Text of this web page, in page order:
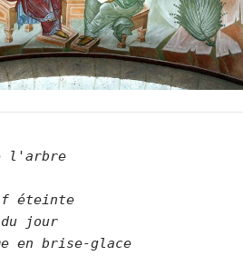
l'arbre
éteinte
du jour
en brise-glace